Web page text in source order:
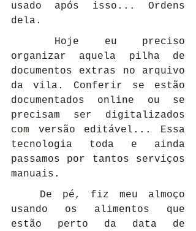
usado após isso... Ordens
dela.
organizar aquela pilha de
documentos extras no arquivo
da vila. Conferir se estão
documentados online ou se
precisam ser digitalizados
com versão editável... Essa
tecnologia toda e ainda
passamos por tantos serviços
manuais.
usando os alimentos que
estão perto da data de